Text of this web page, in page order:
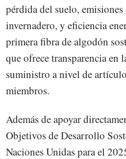
pérdida del suelo, emisiones
invernadero, y eficiencia
primera fibra de algodón
que ofrece transparencia en
suministro a nivel de
miembros.
Además de apoyar
Objetivos de Desarrollo
Naciones Unidas para el